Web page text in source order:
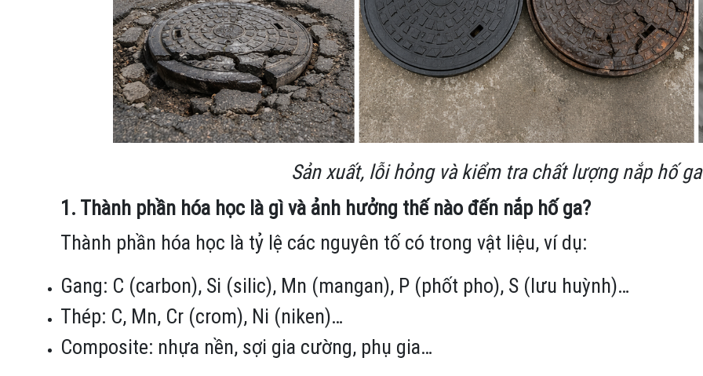
Sản xuất, lỗi hỏng và kiểm tra chất lượng nắp hố
1. Thành phần hóa học là gì và ảnh hưởng thế nào đến nắp hố ga?
Thành phần hóa học là tỷ lệ các nguyên tố có trong vật liệu, ví dụ:
Gang: C (carbon), Si (silic), Mn (mangan), P (phốt pho), S (lưu huỳnh)…
Thép: C, Mn, Cr (crom), Ni (niken)…
Composite: nhựa nền, sợi gia cường, phụ gia…